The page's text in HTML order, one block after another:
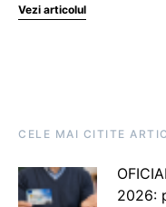
Vezi articolul
CELE MAI CITITE
2026: